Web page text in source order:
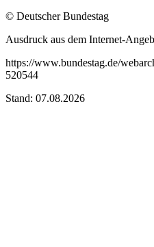
© Deutscher Bundestag
Ausdruck aus dem Internet-
https://www.bundestag.de/
520544
Stand: 07.08.2026